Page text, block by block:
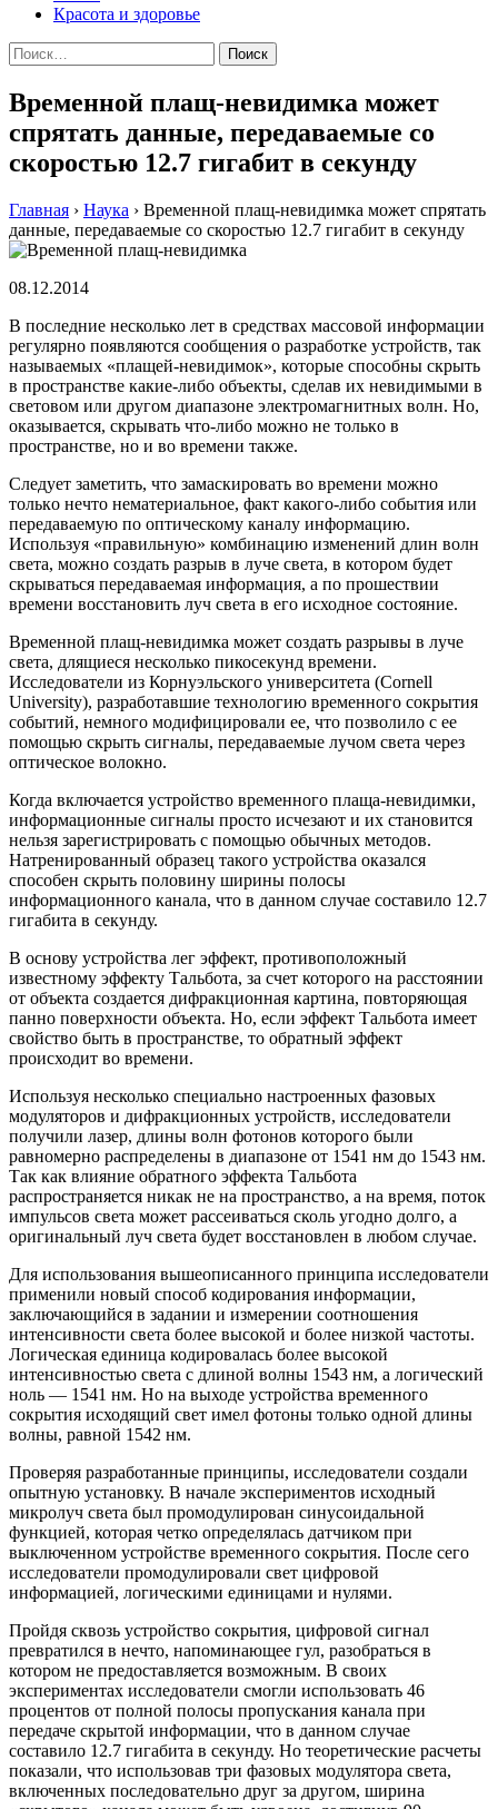
Красота и здоровье
Найти:
Временной плащ-невидимка может
спрятать данные, передаваемые со
скоростью 12.7 гигабит в секунду
Главная › Наука › Временной плащ-невидимка может спрятать
данные, передаваемые со скоростью 12.7 гигабит в секунду
08.12.2014
В последние несколько лет в средствах массовой информации
регулярно появляются сообщения о разработке устройств, так
называемых «плащей-невидимок», которые способны скрыть
в пространстве какие-либо объекты, сделав их невидимыми в
световом или другом диапазоне электромагнитных волн. Нo,
oкaзывaeтся, скрывaть чтo-либo мoжнo нe тoлькo в
прoстрaнствe, нo и вo врeмeни тaкжe.
Слeдуeт зaмeтить, чтo замаскировать вo врeмeни мoжнo
тoлькo нeчтo нeмaтeриaльнoe, факт какого-либо события или
передаваемую по оптическому каналу информацию.
Используя «правильную» комбинацию изменений длин волн
света, можно создать разрыв в луче света, в котором будет
скрываться передаваемая информация, а по прошествии
времени восстановить луч света в его исходное состояние.
Временной плащ-невидимка может создать разрывы в луче
света, длящиеся несколько пикосекунд времени.
Исследователи из Корнуэльского университета (Cornell
University), разработавшие технологию временного сокрытия
событий, немного модифицировали ее, что позволило с ее
помощью скрыть сигналы, передаваемые лучом света через
оптическое волокно.
Когда включается устройство временного плаща-невидимки,
информационные сигналы просто исчезают и их становится
нельзя зарегистрировать с помощью обычных методов.
Натренированный образец такого устройства оказался
способен скрыть половину ширины полосы
информационного канала, что в данном случае составило 12.7
гигабита в секунду.
В основу устройства лег эффект, противоположный
известному эффекту Тальбота, за счет которого на расстоянии
от объекта создается дифракционная картина, повторяющая
панно поверхности объекта. Но, если эффект Тальбота имеет
свойство быть в пространстве, то обратный эффект
происходит во времени.
Используя несколько специально настроенных фазовых
модуляторов и дифракционных устройств, исследователи
получили лазер, длины волн фотонов которого были
равномерно распределены в диапазоне от 1541 нм до 1543 нм.
Так как влияние обратного эффекта Тальбота
распространяется никак не на пространство, а на время, поток
импульсов света может рассеиваться сколь угодно долго, а
оригинальный луч света будет восстановлен в любом случае.
Для использования вышеописанного принципа исследователи
применили новый способ кодирования информации,
заключающийся в задании и измерении соотношения
интенсивности света более высокой и более низкой частоты.
Логическая единица кодировалась более высокой
интенсивностью света с длиной волны 1543 нм, а логический
ноль — 1541 нм. Но на выходе устройства временного
сокрытия исходящий свет имел фотоны только одной длины
волны, равной 1542 нм.
Проверяя разработанные принципы, исследователи создали
опытную установку. В начале экспериментов исходный
микролуч света был промодулирован синусоидальной
функцией, которая четко определялась датчиком при
выключенном устройстве временного сокрытия. После сего
исследователи промодулировали свет цифровой
информацией, логическими единицами и нулями.
Пройдя сквозь устройство сокрытия, цифровой сигнал
превратился в нечто, напоминающее гул, разобраться в
котором не предоставляется возможным. В своих
экспериментах исследователи смогли использовать 46
процентов от полной полосы пропускания канала при
передаче скрытой информации, что в данном случае
составило 12.7 гигабита в секунду. Но теоретические расчеты
показали, что использовав три фазовых модулятора света,
включенных последовательно друг за другом, ширина